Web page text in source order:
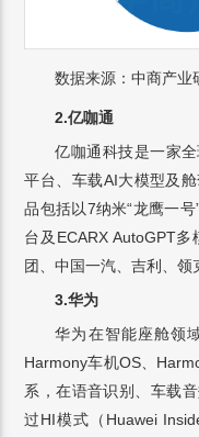
数据来源：中商产业
2.亿咖通
亿咖通科技是一家
平台、车载AI大模型及
品包括以7纳米“龙鹰一
台及ECARX AutoGPT
团、中国一汽、吉利、领
3.华为
华为在智能座舱领
Harmony车机OS、
系，在语音识别、车载
过HI模式（Huawei